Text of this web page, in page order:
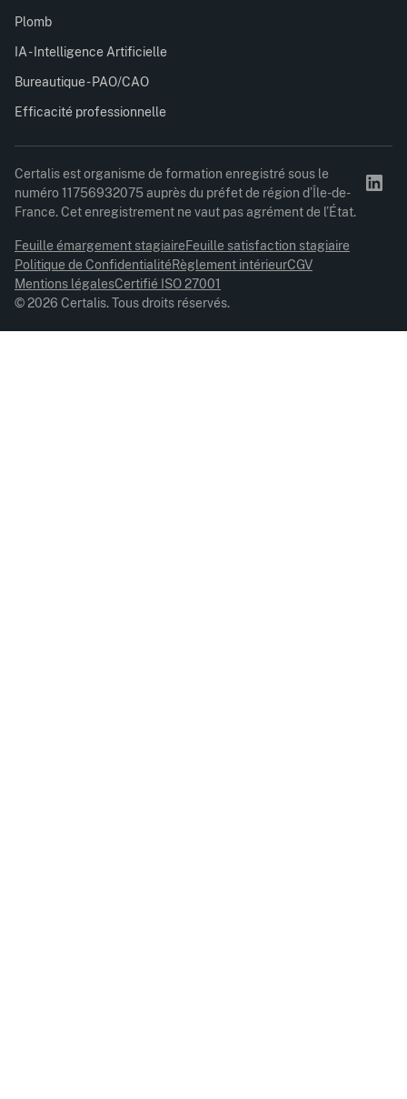
Plomb
IA - Intelligence Artificielle
Bureautique - PAO/CAO
Efficacité professionnelle
Certalis est organisme de formation enregistré sous le
numéro 11756932075 auprès du préfet de région d’Île-de-
France. Cet enregistrement ne vaut pas agrément de l’État.
© 2026 Certalis. Tous droits réservés.
Feuille émargement stagiaireFeuille satisfaction stagiaire
Politique de ConfidentialitéRèglement intérieurCGV
Mentions légalesCertifié ISO 27001